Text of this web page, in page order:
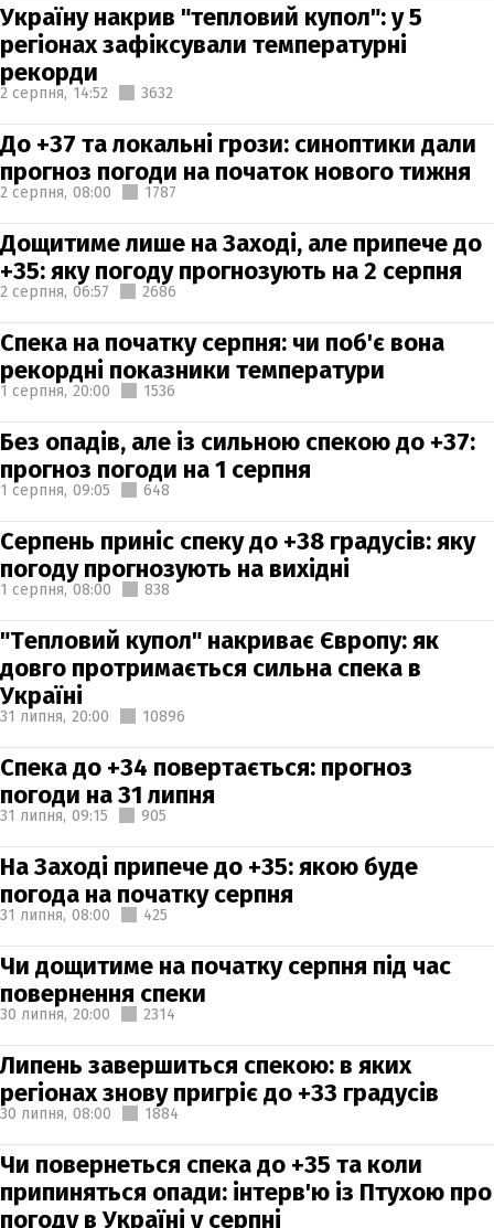
Україну накрив "тепловий купол": у 5
регіонах зафіксували температурні
рекорди
2 серпня, 14:52 3632
До +37 та локальні грози: синоптики дали
прогноз погоди на початок нового тижня
2 серпня, 08:00 1787
Дощитиме лише на Заході, але припече до
+35: яку погоду прогнозують на 2 серпня
2 серпня, 06:57 2686
Спека на початку серпня: чи поб'є вона
рекордні показники температури
1 серпня, 20:00 1536
Без опадів, але із сильною спекою до +37:
прогноз погоди на 1 серпня
1 серпня, 09:05 648
Серпень приніс спеку до +38 градусів: яку
погоду прогнозують на вихідні
1 серпня, 08:00 838
"Тепловий купол" накриває Європу: як
довго протримається сильна спека в
Україні
31 липня, 20:00 10896
Спека до +34 повертається: прогноз
погоди на 31 липня
31 липня, 09:15 905
На Заході припече до +35: якою буде
погода на початку серпня
31 липня, 08:00 425
Чи дощитиме на початку серпня під час
повернення спеки
30 липня, 20:00 2314
Липень завершиться спекою: в яких
регіонах знову пригріє до +33 градусів
30 липня, 08:00 1884
Чи повернеться спека до +35 та коли
припиняться опади: інтерв'ю із Птухою про
погоду в Україні у серпні